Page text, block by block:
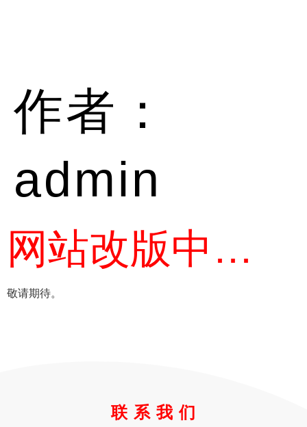
作者：
admin
网站改版中…
敬请期待。
联 系 我 们